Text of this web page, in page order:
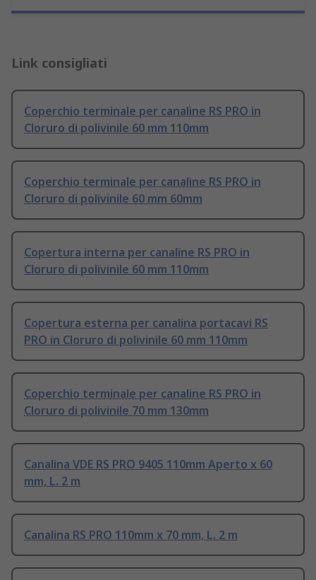
Link consigliati
Coperchio terminale per canaline RS PRO in
Cloruro di polivinile 60 mm 110mm
Coperchio terminale per canaline RS PRO in
Cloruro di polivinile 60 mm 60mm
Copertura interna per canaline RS PRO in
Cloruro di polivinile 60 mm 110mm
Copertura esterna per canalina portacavi RS
PRO in Cloruro di polivinile 60 mm 110mm
Coperchio terminale per canaline RS PRO in
Cloruro di polivinile 70 mm 130mm
Canalina VDE RS PRO 9405 110mm Aperto x 60
mm, L. 2 m
Canalina RS PRO 110mm x 70 mm, L. 2 m